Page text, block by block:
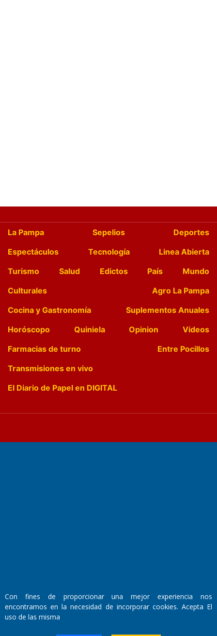
La Pampa Sepelios
Deportes
Espectáculos
Tecnología
Linea Abierta
Turismo
Salud Edictos País
Mundo
Culturales
Agro La Pampa
Cocina y Gastronomía
Suplementos Anuales
Horóscopo
Quiniela Opinion
Videos
Farmacias de turno
Entre Pocillos
Transmisiones en vivo
El Diario de Papel en DIGITAL
Domicilio Legal: José Ingenieros 855,
Con fines de proporcionar una mejor experiencia nos
encontramos en la necesidad de incorporar cookies. Acepta El
uso de las misma